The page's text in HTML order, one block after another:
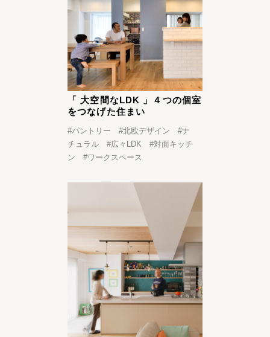
「 大空間なLDK 」４つの個室
をつなげた住まい
#パントリー #北欧デザイン #ナ
チュラル
#広々LDK #対面キッチ
ン
#ワークスペース